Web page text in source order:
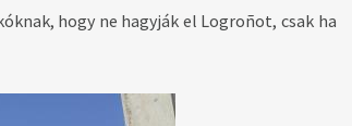
hogy ne hagyják el Logroñot, csak ha